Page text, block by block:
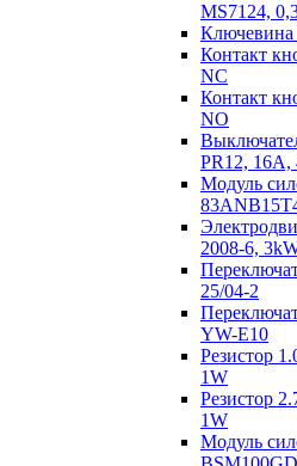
MS7124,
Ключевина
Контакт
NC
Контакт
NO
PR12, 16A,
Модуль
2008-6,
25/04-2
YW-E10
Резистор
1W
Резистор
1W
Модуль